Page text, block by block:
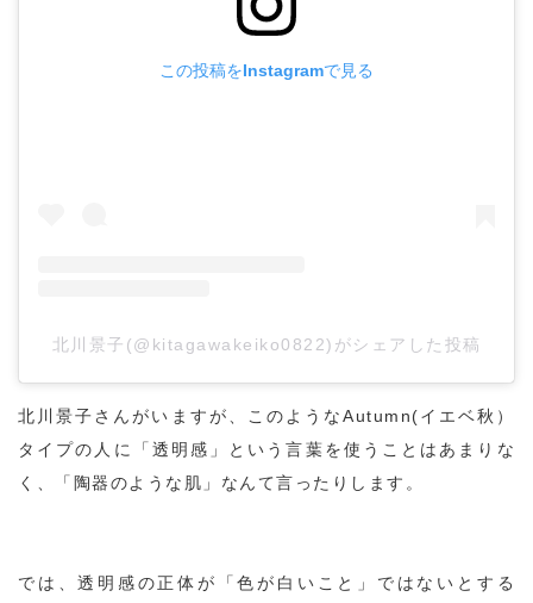
この投稿をInstagramで見る
北川景子(@kitagawakeiko0822)がシェアした投稿
北川景子さんがいますが、このようなAutumn(イエベ秋）
タイプの人に「透明感」という言葉を使うことはあまりな
く、「陶器のような肌」なんて言ったりします。
では、透明感の正体が「色が白いこと」ではないとする